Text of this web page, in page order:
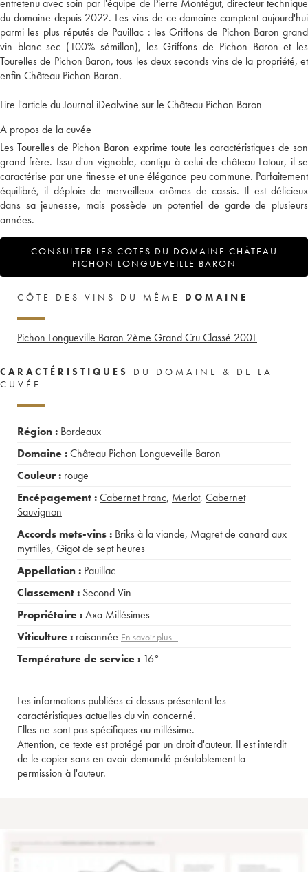
entretenu avec soin par l'équipe de Pierre Montégut, directeur technique
du domaine depuis 2022. Les vins de ce domaine comptent aujourd'hui
parmi les plus réputés de Pauillac : les Griffons de Pichon Baron grand
vin blanc sec (100% sémillon), les Griffons de Pichon Baron et les
Tourelles de Pichon Baron, tous les deux seconds vins de la propriété, et
enfin Château Pichon Baron.
Lire l'article du Journal iDealwine sur le Château Pichon Baron
A propos de la cuvée
Les Tourelles de Pichon Baron exprime toute les caractéristiques de son
grand frère. Issu d'un vignoble, contigu à celui de château Latour, il se
caractérise par une finesse et une élégance peu commune. Parfaitement
équilibré, il déploie de merveilleux arômes de cassis. Il est délicieux
dans sa jeunesse, mais possède un potentiel de garde de plusieurs
années.
CONSULTER LES COTES DU DOMAINE CHÂTEAU
PICHON LONGUEVEILLE BARON
CÔTE DES VINS DU MÊME DOMAINE
Pichon Longueville Baron 2ème Grand Cru Classé 2001
CARACTÉRISTIQUES
DU DOMAINE & DE LA
CUVÉE
Région : Bordeaux
Domaine :Château Pichon Longueveille Baron
Couleur : rouge
Encépagement :Cabernet Franc, Merlot, Cabernet
Sauvignon
Accords mets-vins : Briks à la viande, Magret de canard aux
myrtilles, Gigot de sept heures
Appellation : Pauillac
Classement : Second Vin
Propriétaire :Axa Millésimes
Viticulture : raisonnée En savoir plus...
Température de service : 16°
Les informations publiées ci-dessus présentent les
caractéristiques actuelles du vin concerné.
Elles ne sont pas spécifiques au millésime.
Attention, ce texte est protégé par un droit d'auteur. Il est interdit
de le copier sans en avoir demandé préalablement la
permission à l'auteur.